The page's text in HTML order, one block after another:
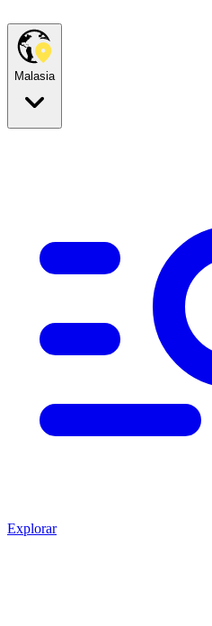
Malasia
Explorar